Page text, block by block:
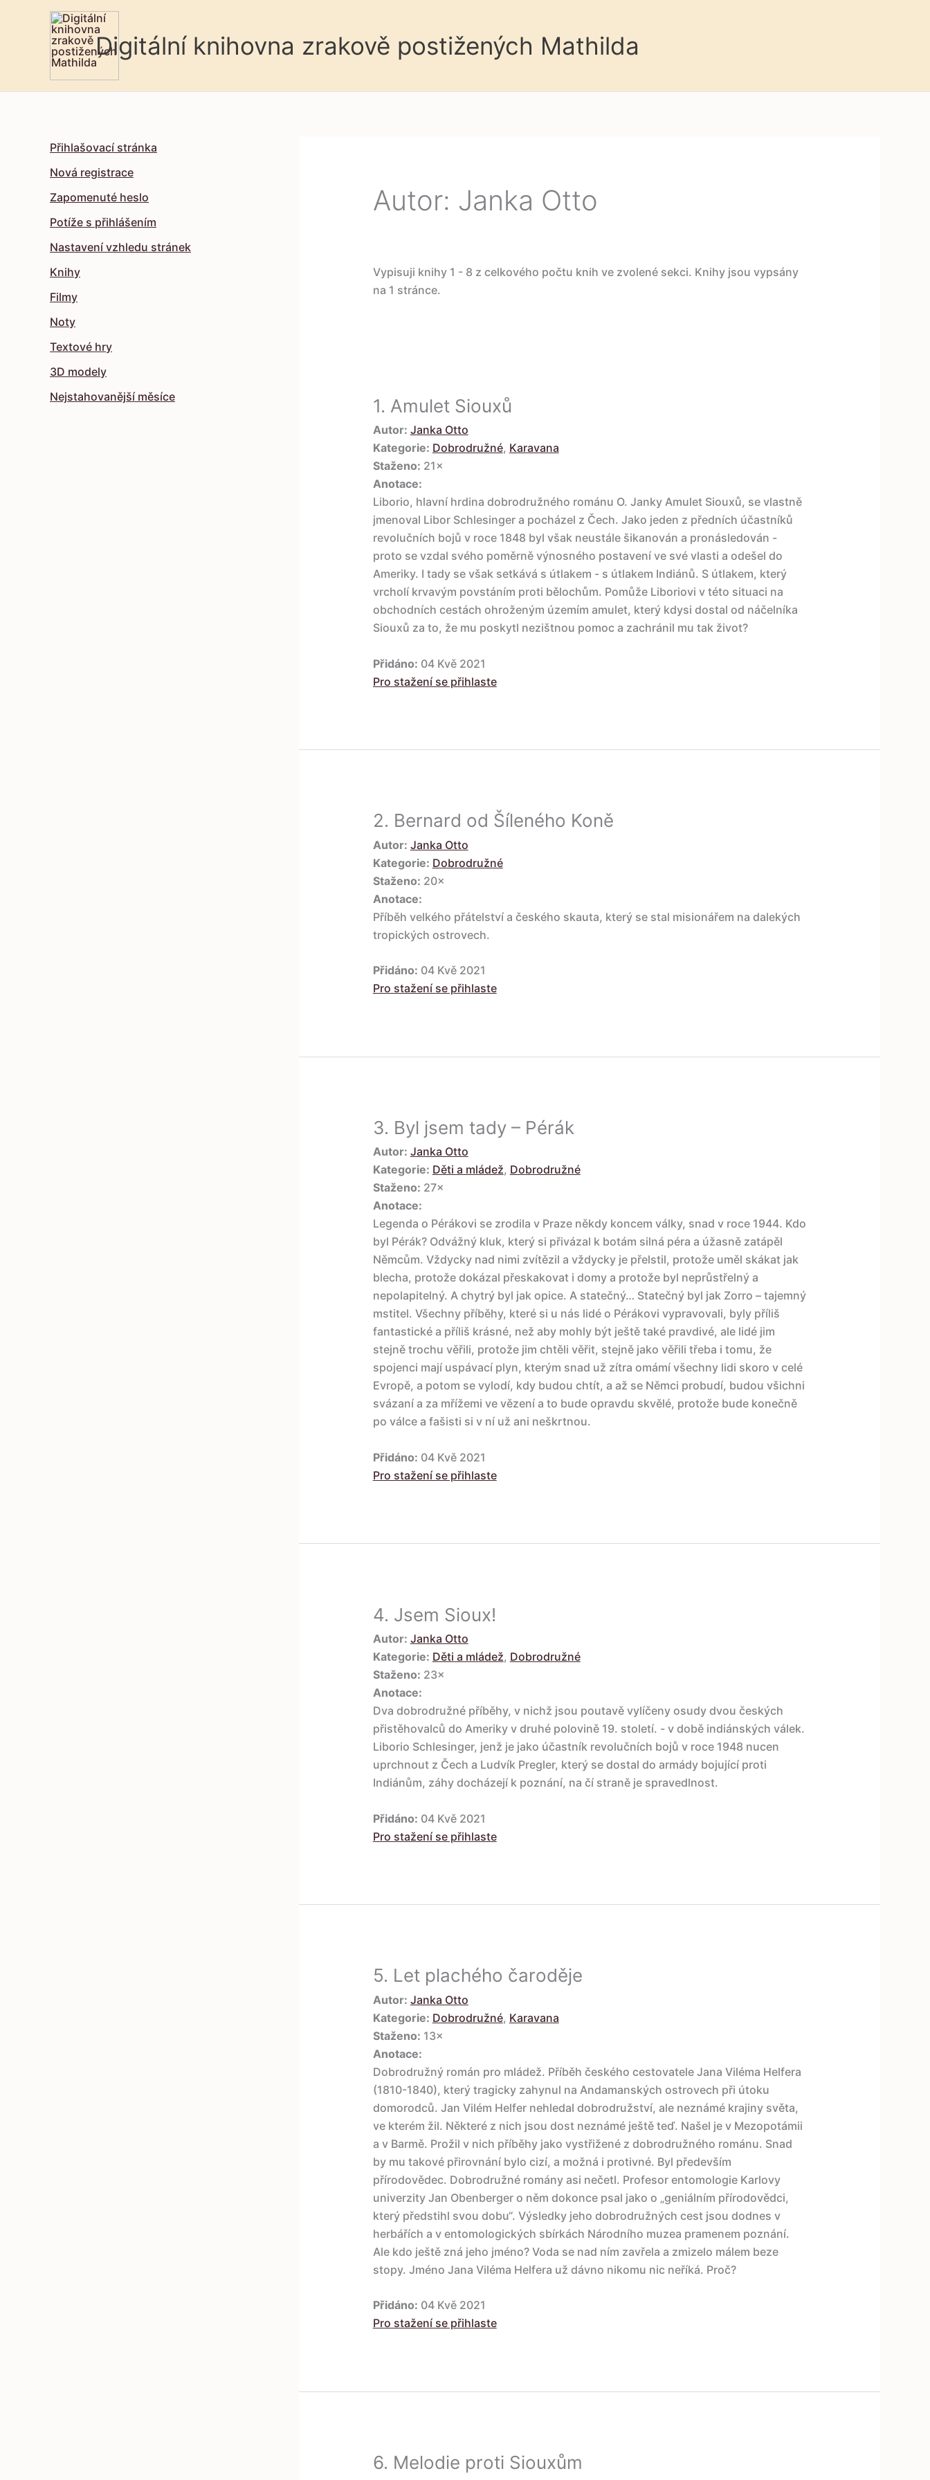
Digitální knihovna zrakově postižených Mathilda
Přihlašovací stránka
Nová registrace
Zapomenuté heslo
Potíže s přihlášením
Nastavení vzhledu stránek
Knihy
Filmy
Noty
Textové hry
3D modely
Nejstahovanější měsíce
Autor: Janka Otto
Vypisuji knihy 1 - 8 z celkového počtu knih ve zvolené sekci. Knihy jsou vypsány
na 1 stránce.
1. Amulet Siouxů
Autor: Janka Otto
Kategorie: Dobrodružné, Karavana
Staženo: 21×
Anotace:
Liborio, hlavní hrdina dobrodružného románu O. Janky Amulet Siouxů, se vlastně
jmenoval Libor Schlesinger a pocházel z Čech. Jako jeden z předních účastníků
revolučních bojů v roce 1848 byl však neustále šikanován a pronásledován -
proto se vzdal svého poměrně výnosného postavení ve své vlasti a odešel do
Ameriky. I tady se však setkává s útlakem - s útlakem Indiánů. S útlakem, který
vrcholí krvavým povstáním proti bělochům. Pomůže Liboriovi v této situaci na
obchodních cestách ohroženým územím amulet, který kdysi dostal od náčelníka
Siouxů za to, že mu poskytl nezištnou pomoc a zachránil mu tak život?
Přidáno: 04 Kvě 2021
Pro stažení se přihlaste
2. Bernard od Šíleného Koně
Autor: Janka Otto
Kategorie: Dobrodružné
Staženo: 20×
Anotace:
Příběh velkého přátelství a českého skauta, který se stal misionářem na dalekých
tropických ostrovech.
Přidáno: 04 Kvě 2021
Pro stažení se přihlaste
3. Byl jsem tady – Pérák
Autor: Janka Otto
Kategorie: Děti a mládež, Dobrodružné
Staženo: 27×
Anotace:
Legenda o Pérákovi se zrodila v Praze někdy koncem války, snad v roce 1944. Kdo
byl Pérák? Odvážný kluk, který si přivázal k botám silná péra a úžasně zatápěl
Němcům. Vždycky nad nimi zvítězil a vždycky je přelstil, protože uměl skákat jak
blecha, protože dokázal přeskakovat i domy a protože byl neprůstřelný a
nepolapitelný. A chytrý byl jak opice. A statečný… Statečný byl jak Zorro – tajemný
mstitel. Všechny příběhy, které si u nás lidé o Pérákovi vypravovali, byly příliš
fantastické a příliš krásné, než aby mohly být ještě také pravdivé, ale lidé jim
stejně trochu věřili, protože jim chtěli věřit, stejně jako věřili třeba i tomu, že
spojenci mají uspávací plyn, kterým snad už zítra omámí všechny lidi skoro v celé
Evropě, a potom se vylodí, kdy budou chtít, a až se Němci probudí, budou všichni
svázaní a za mřížemi ve vězení a to bude opravdu skvělé, protože bude konečně
po válce a fašisti si v ní už ani neškrtnou.
Přidáno: 04 Kvě 2021
Pro stažení se přihlaste
4. Jsem Sioux!
Autor: Janka Otto
Kategorie: Děti a mládež, Dobrodružné
Staženo: 23×
Anotace:
Dva dobrodružné příběhy, v nichž jsou poutavě vylíčeny osudy dvou českých
přistěhovalců do Ameriky v druhé polovině 19. století. - v době indiánských válek.
Liborio Schlesinger, jenž je jako účastník revolučních bojů v roce 1948 nucen
uprchnout z Čech a Ludvík Pregler, který se dostal do armády bojující proti
Indiánům, záhy docházejí k poznání, na čí straně je spravedlnost.
Přidáno: 04 Kvě 2021
Pro stažení se přihlaste
5. Let plachého čaroděje
Autor: Janka Otto
Kategorie: Dobrodružné, Karavana
Staženo: 13×
Anotace:
Dobrodružný román pro mládež. Příběh českého cestovatele Jana Viléma Helfera
(1810-1840), který tragicky zahynul na Andamanských ostrovech při útoku
domorodců. Jan Vilém Helfer nehledal dobrodružství, ale neznámé krajiny světa,
ve kterém žil. Některé z nich jsou dost neznámé ještě teď. Našel je v Mezopotámii
a v Barmě. Prožil v nich příběhy jako vystřižené z dobrodružného románu. Snad
by mu takové přirovnání bylo cizí, a možná i protivné. Byl především
přírodovědec. Dobrodružné romány asi nečetl. Profesor entomologie Karlovy
univerzity Jan Obenberger o něm dokonce psal jako o „geniálním přírodovědci,
který předstihl svou dobu“. Výsledky jeho dobrodružných cest jsou dodnes v
herbářích a v entomologických sbírkách Národního muzea pramenem poznání.
Ale kdo ještě zná jeho jméno? Voda se nad ním zavřela a zmizelo málem beze
stopy. Jméno Jana Viléma Helfera už dávno nikomu nic neříká. Proč?
Přidáno: 04 Kvě 2021
Pro stažení se přihlaste
6. Melodie proti Siouxům